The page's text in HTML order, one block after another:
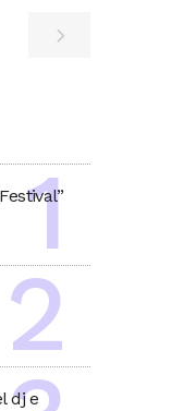
dj e